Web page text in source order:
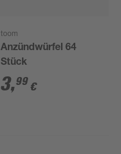
toom
Anzündwürfel 64
Stück
3,99 €